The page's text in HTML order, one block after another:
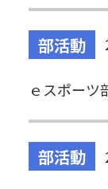
部活動
ｅスポー
部活動